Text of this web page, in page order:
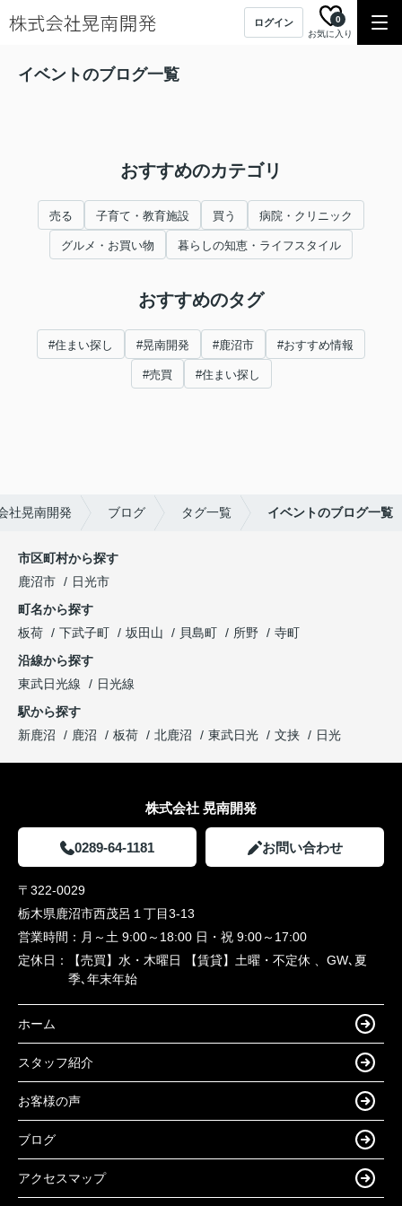
ログイン
お気に入り
0
イベントのブログ一覧
おすすめのカテゴリ
売る 子育て・教育施設 買う 病院・クリニック
グルメ・お買い物 暮らしの知恵・ライフスタイル
おすすめのタグ
#住まい探し #晃南開発 #鹿沼市 #おすすめ情報
#売買 #住まい探し
社晃南開発 ブログ タグ一覧 イベントのブログ一覧
市区町村から探す
鹿沼市
日光市
町名から探す
板荷
下武子町 坂田山 貝島町 所野
寺町
沿線から探す
東武日光線
日光線
駅から探す
新鹿沼
鹿沼 板荷 北鹿沼 東武日光 文挟 日光
株式会社 晃南開発
0289-64-1181 お問い合わせ
〒322-0029
栃木県鹿沼市西茂呂１丁目3-13
営業時間： 月～土 9:00～18:00 日・祝 9:00～17:00
定休日：
【売買】水・木曜日 【賃貸】土曜・不定休 、GW､夏
季､年末年始
ホーム
スタッフ紹介
お客様の声
ブログ
アクセスマップ